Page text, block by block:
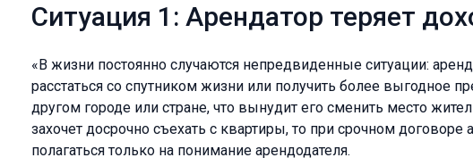
Ситуация 1: Арендатор теряет
«В жизни постоянно случаются непредвиденные ситуации:
расстаться со спутником жизни или получить более выгодное
другом городе или стране, что вынудит его сменить место
захочет досрочно съехать с квартиры, то при срочном
полагаться только на понимание арендодателя.